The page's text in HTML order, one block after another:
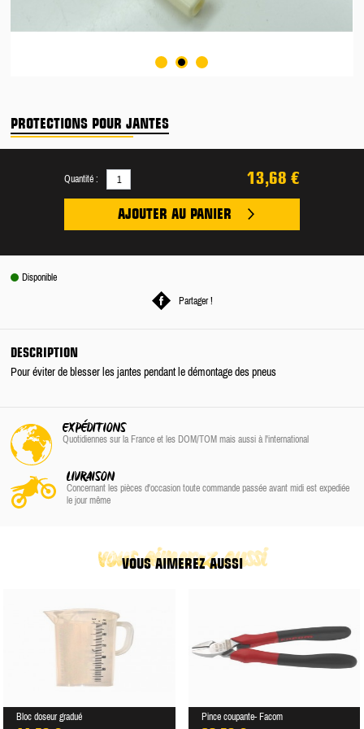
PROTECTIONS POUR JANTES
13,68 €
Quantité :
AJOUTER AU PANIER
Disponible
Partager !
DESCRIPTION
Pour éviter de blesser les jantes pendant le démontage des pneus
EXPÉDITIONS
Quotidiennes sur la Franceet les DOM/TOM mais aussi à l'international
LIVRAISON
Concernant les pièces d'occasion toute commande passée avant midi est expediée
le jour même
VOUS AIMEREZ AUSSI
vous aimerez aussi
Bloc doseur gradué Pince coupante- Facom